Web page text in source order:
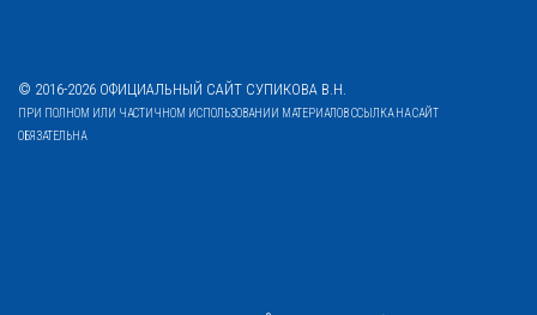
© 2016-2026 ОФИЦИАЛЬНЫЙ САЙТ СУПИКОВА В.Н.
ПРИ ПОЛНОМ ИЛИ ЧАСТИЧНОМ ИСПОЛЬЗОВАНИИ МАТЕРИАЛОВ ССЫЛКА НА САЙТ
ОБЯЗАТЕЛЬНА